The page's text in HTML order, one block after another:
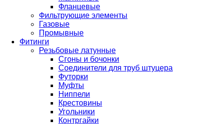
Фланцевые
Фильтрующие элементы
Газовые
Промывные
Фитинги
Резьбовые латунные
Сгоны и бочонки
Соединители для труб штуцера
Футорки
Муфты
Ниппели
Крестовины
Угольники
Контргайки